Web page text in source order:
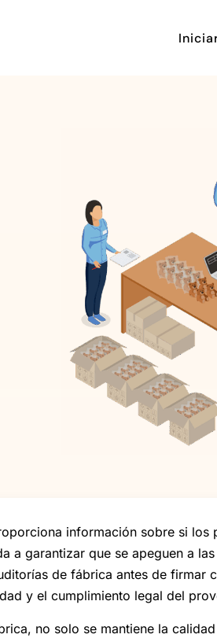
información sobre si
a garantizar que se apeguen a
de fábrica antes de firmar
y el cumplimiento legal del
no solo se mantiene la